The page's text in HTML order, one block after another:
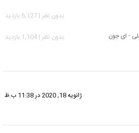
بدون نظر | 6,127 بازدید
- ای جون
بدون نظر | 1,104 بازدید
ژانویه 18, 2020 در 11:38 ب.ظ